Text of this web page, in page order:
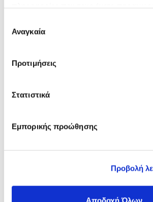
των υπηρεσιών τους.
συγκατάθεσης
Αναγκαία
Προτιμήσεις
Στατιστικά
Εμπορικής προώθησης
Προβολή
ImacΜποτάκια